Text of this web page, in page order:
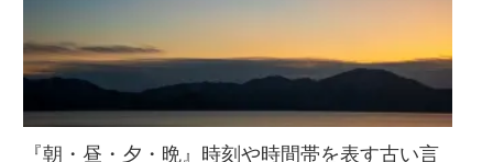
『朝・昼・夕・晩』時刻や時間帯を表す古い言